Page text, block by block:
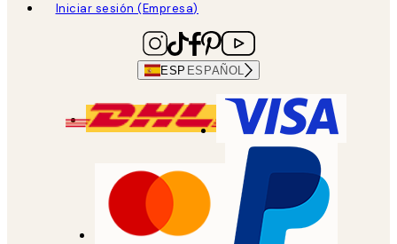
Iniciar sesión (Empresa)
ESP ESPAÑOL